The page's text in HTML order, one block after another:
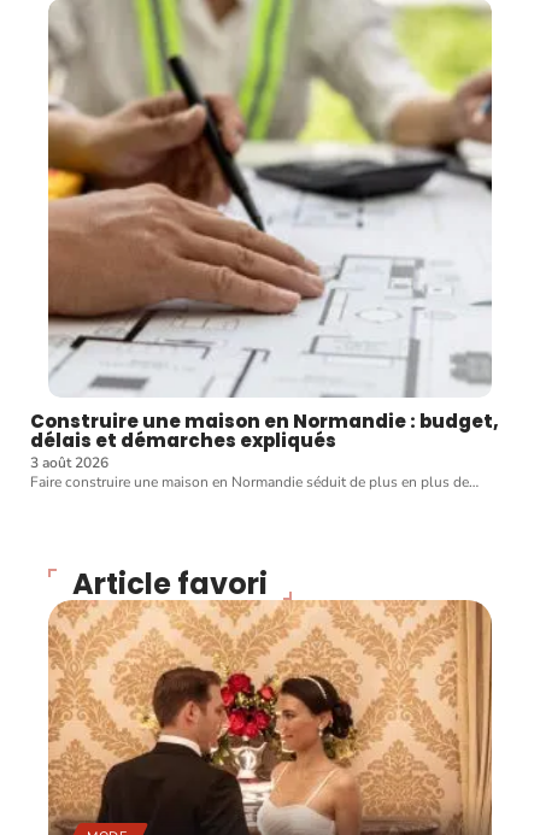
Construire une maison en Normandie : budget,
délais et démarches expliqués
3 août 2026
Faire construire une maison en Normandie séduit de plus en plus de…
Article favori